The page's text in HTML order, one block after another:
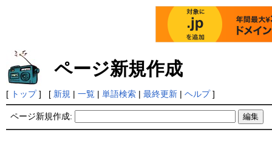
ページ新規作成
[ トップ] [ 新規 | 一覧 | 単語検索 | 最終更新 | ヘルプ]
ページ新規作成: